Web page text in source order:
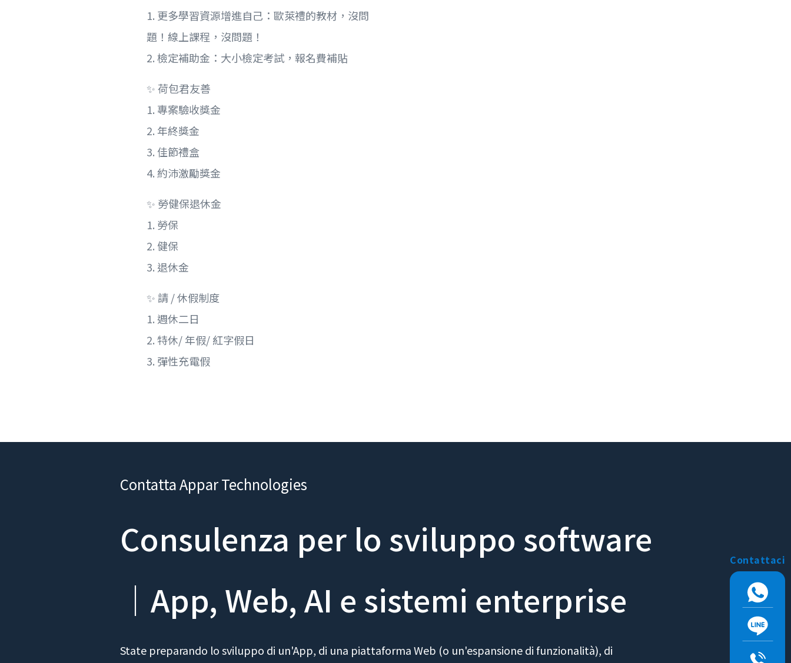
1. 更多學習資源增進自己：歐萊禮的教材，沒問
題！線上課程，沒問題！
2. 檢定補助金：大小檢定考試，報名費補貼
✨ 荷包君友善
1. 專案驗收獎金
2. 年終獎金
3. 佳節禮盒
4. 約沛激勵獎金
✨ 勞健保退休金
1. 勞保
2. 健保
3. 退休金
✨ 請 / 休假制度
1. 週休二日
2. 特休/ 年假/ 紅字假日
3. 彈性充電假
Contattaci
Contatta Appar Technologies
Consulenza per lo sviluppo software
｜App, Web, AI e sistemi enterprise
State preparando lo sviluppo di un'App, di una piattaforma Web (o un'espansione di funzionalità), di